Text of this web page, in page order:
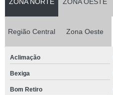
Região Central Zona Oeste
Aclimação
Bexiga
Bom Retiro